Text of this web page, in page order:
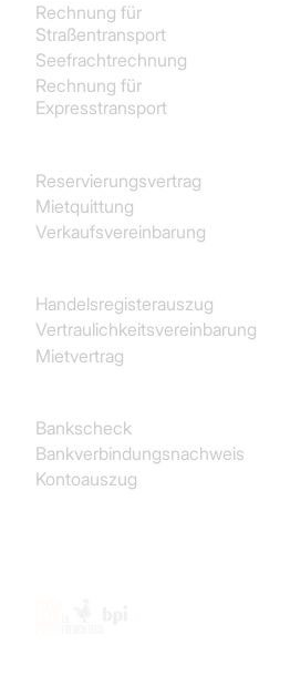
Rechnung für
Straßentransport
Seefrachtrechnung
Rechnung für
Expresstransport
Reservierungsvertrag
Mietquittung
Verkaufsvereinbarung
Handelsregisterauszug
Vertraulichkeitsvereinbarung
Mietvertrag
Bankscheck
Bankverbindungsnachweis
Kontoauszug